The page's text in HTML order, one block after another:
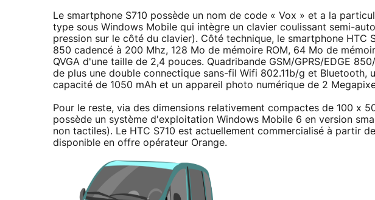
Le smartphone S710 possède un nom de code « Vox » et a la
type sous Windows Mobile qui intègre un clavier coulissant semi-
pression sur le côté du clavier). Côté technique, le smartphone HTC
850 cadencé à 200 Mhz, 128 Mo de mémoire ROM, 64 Mo de
QVGA d'une taille de 2,4 pouces. Quadribande GSM/GPRS/EDGE
de plus une double connectique sans-fil Wifi 802.11b/g et Bluetooth,
capacité de 1050 mAh et un appareil photo numérique de 2
Pour le reste, via des dimensions relativement compactes de 100 x
possède un système d'exploitation Windows Mobile 6 en version
non tactiles). Le HTC S710 est actuellement commercialisé à partir
disponible en offre opérateur Orange.